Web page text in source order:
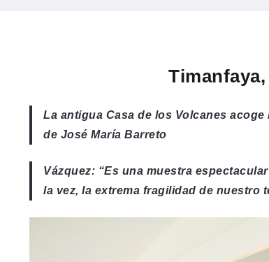
La antigua Casa de los Volcanes
de José María Barreto
Vázquez: “Es una muestra
la vez, la extrema fragilidad de nuestro